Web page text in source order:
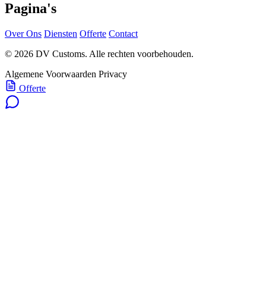
Pagina's
Over Ons Diensten Offerte Contact
© 2026 DV Customs. Alle rechten voorbehouden.
Algemene Voorwaarden Privacy
Offerte